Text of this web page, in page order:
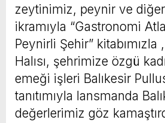
zeytinimiz, peynir ve
ikramıyla “Gastronomi
Peynirli Şehir” kitabımızla
Halısı, şehrimize özgü
emeği işleri Balıkesir
tanıtımıyla lansmanda
değerlerimiz göz